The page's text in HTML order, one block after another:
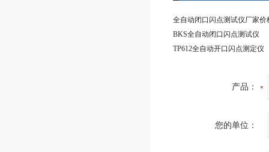
全自动闭口闪点测试仪厂家价
BKS全自动闭口闪点测试仪
TP612全自动开口闪点测定仪
产品：
您的单位：